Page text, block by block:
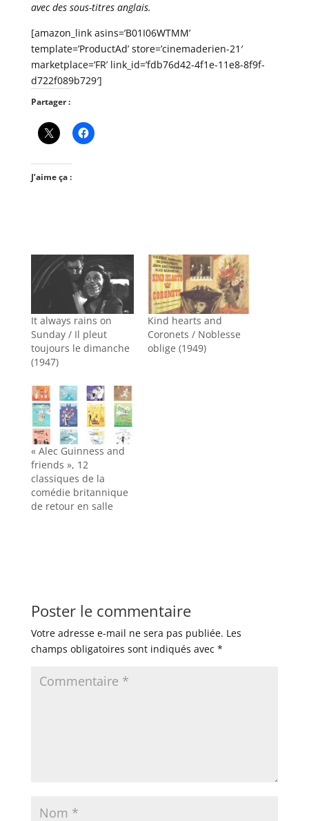
avec des sous-titres anglais.
[amazon_link asins=’B01I06WTMM’
template=’ProductAd’ store=’cinemaderien-21′
marketplace=’FR’ link_id=’fdb76d42-4f1e-11e8-8f9f-
d722f089b729′]
Partager :
J’aime ça :
It always rains on
Sunday / Il pleut
toujours le dimanche
(1947)
Kind hearts and
Coronets / Noblesse
oblige (1949)
« Alec Guinness and
friends », 12
classiques de la
comédie britannique
de retour en salle
Poster le commentaire
Votre adresse e-mail ne sera pas publiée. Les
champs obligatoires sont indiqués avec *